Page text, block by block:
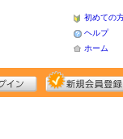
初めての
ヘルプ
ホーム